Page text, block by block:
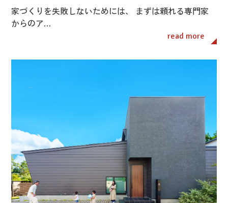
家づくりを失敗しないためには、 まずは頼れる専門家
からのア…
read more